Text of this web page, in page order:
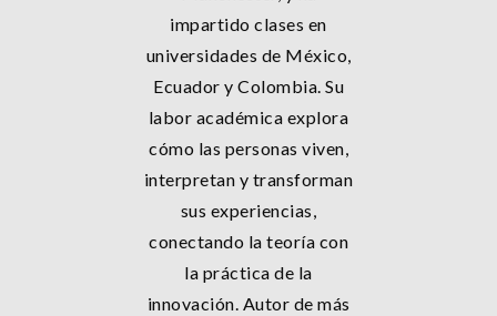
impartido clases en
universidades de México,
Ecuador y Colombia. Su
labor académica explora
cómo las personas viven,
interpretan y transforman
sus experiencias,
conectando la teoría con
la práctica de la
innovación. Autor de más